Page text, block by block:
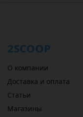
2SCOOP
О компании
Доставка и оплата
Статьи
Магазины